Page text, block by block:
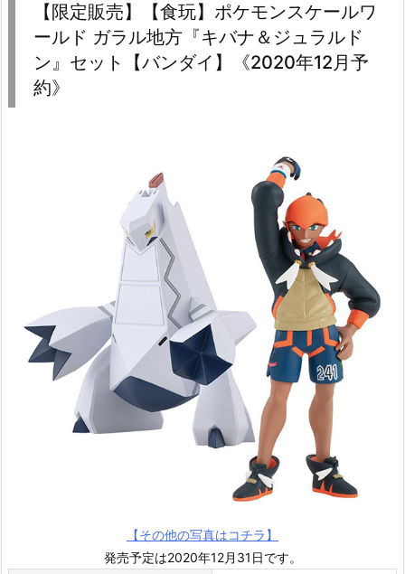
【限定販売】【食玩】ポケモンスケールワ
ールド ガラル地方『キバナ＆ジュラルド
ン』セット【バンダイ】《2020年12月予
約》
【その他の写真はコチラ】
発売予定は2020年12月31日です。